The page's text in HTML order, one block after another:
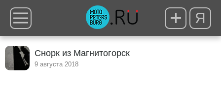
Я
Снорк из Магнитогорск
9 августа 2018